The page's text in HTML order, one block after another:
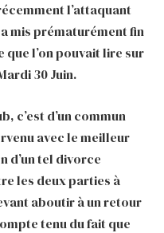
l’attaquant
mis prématurément fin
que l’on pouvait lire sur
30 Juin.
c’est d’un commun
avec le meilleur
d’un tel divorce
les deux parties à
aboutir à un retour
tenu du fait que